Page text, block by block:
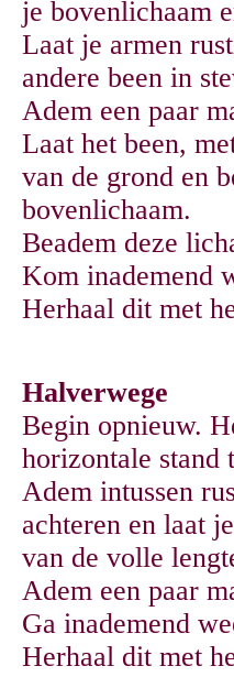
je bovenlichaam
Laat je armen
andere been in
Adem een paar
Laat het been,
van de grond en
bovenlichaam.
Beadem deze
Kom inademend
Herhaal dit met
Halverwege
Begin opnieuw.
horizontale stand
Adem intussen
achteren en laat
van de volle
Adem een paar
Ga inademend
Herhaal dit met